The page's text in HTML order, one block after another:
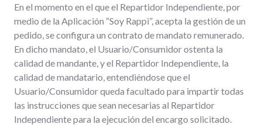
En el momento en el que el Repartidor Independiente, por
medio de la Aplicación “Soy Rappi”, acepta la gestión de un
pedido, se configura un contrato de mandato remunerado.
En dicho mandato, el Usuario/Consumidor ostenta la
calidad de mandante, y el Repartidor Independiente, la
calidad de mandatario, entendiéndose que el
Usuario/Consumidor queda facultado para impartir todas
las instrucciones que sean necesarias al Repartidor
Independiente para la ejecución del encargo solicitado.